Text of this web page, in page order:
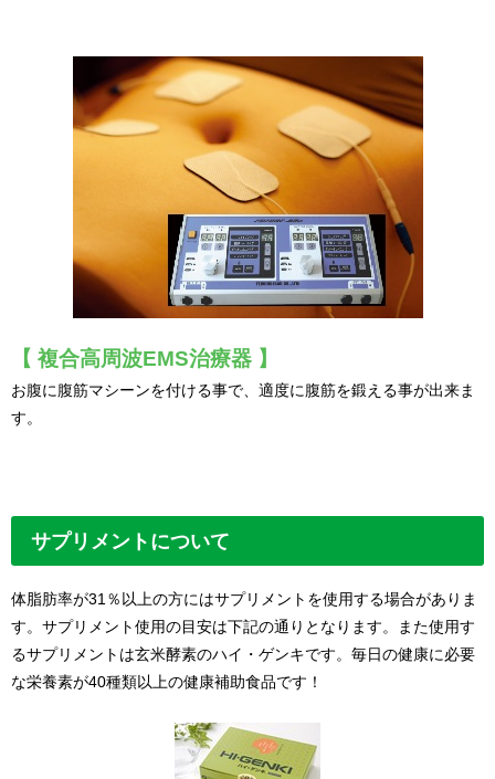
【 複合高周波EMS治療器 】
お腹に腹筋マシーンを付ける事で、 適度に腹筋を鍛える事が出来ま
す。
サプリメントについて
体脂肪率が31％以上の方にはサプリメントを使用する場合がありま
す。サプリメント使用の目安は下記の通りとなります。また使用す
るサプリメントは玄米酵素のハイ・ゲンキです。毎日の健康に必要
な栄養素が40種類以上の健康補助食品です！